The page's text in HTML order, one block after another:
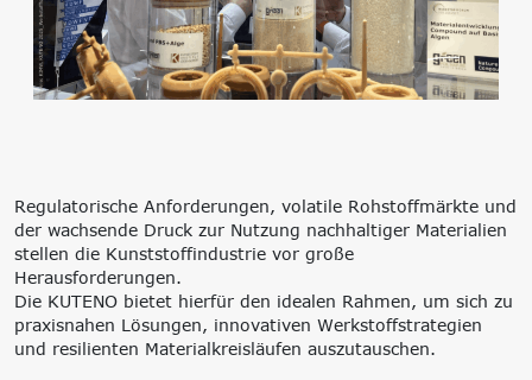
‘Lernen formt
Zukunft’
Management
Trägergesellschaft
Innovationsnetzwerke
Internationalisierung
k-branche.de
Nachhaltigkeit
Circular Economy &
Wesentlichkeit, KPI &
Strategien
Corporate Carbon
Footprint (CCF)
Environmental Product
Declaration (EPD)
Regulatorische Anforderungen, volatile Rohstoffmärkte und
der wachsende Druck zur Nutzung nachhaltiger Materialien
stellen die Kunststoffindustrie vor große
Herausforderungen.
Die KUTENO bietet hierfür den idealen Rahmen, um sich zu
praxisnahen Lösungen, innovativen Werkstoffstrategien
und resilienten Materialkreisläufen auszutauschen.